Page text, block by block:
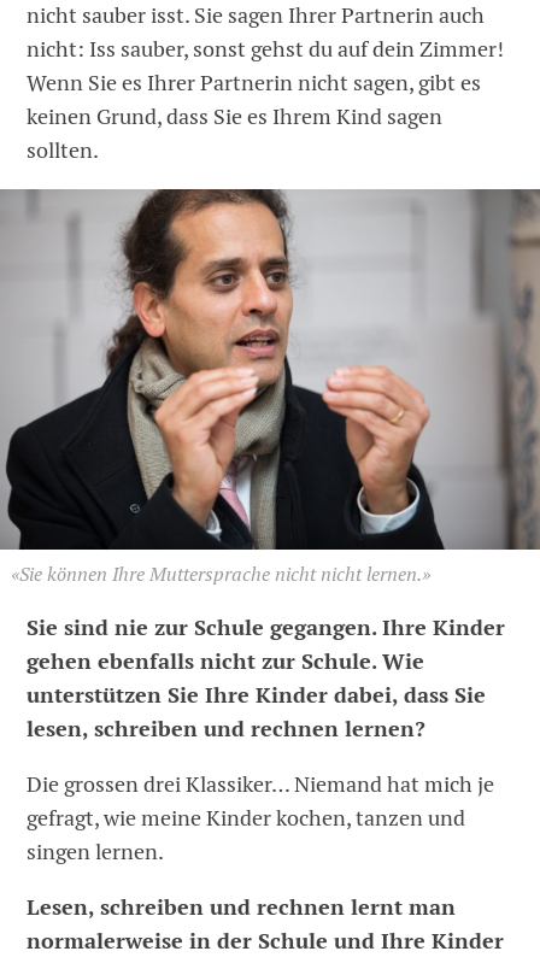
nicht sauber isst. Sie sagen Ihrer Partnerin auch
nicht: Iss sauber, sonst gehst du auf dein Zimmer!
Wenn Sie es Ihrer Partnerin nicht sagen, gibt es
keinen Grund, dass Sie es Ihrem Kind sagen
sollten.
«Sie können Ihre Muttersprache nicht nicht lernen.»
Sie sind nie zur Schule gegangen. Ihre Kinder
gehen ebenfalls nicht zur Schule. Wie
unterstützen Sie Ihre Kinder dabei, dass Sie
lesen, schreiben und rechnen lernen?
Die grossen drei Klassiker… Niemand hat mich je
gefragt, wie meine Kinder kochen, tanzen und
singen lernen.
Lesen, schreiben und rechnen lernt man
normalerweise in der Schule und Ihre Kinder